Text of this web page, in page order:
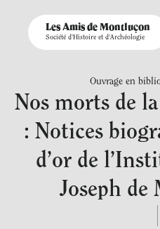
Les Amis de Montluçon
Société d'Histoire et d'Archéologie
Ouvrage en
Nos morts de
: Notices
d’or de
Joseph